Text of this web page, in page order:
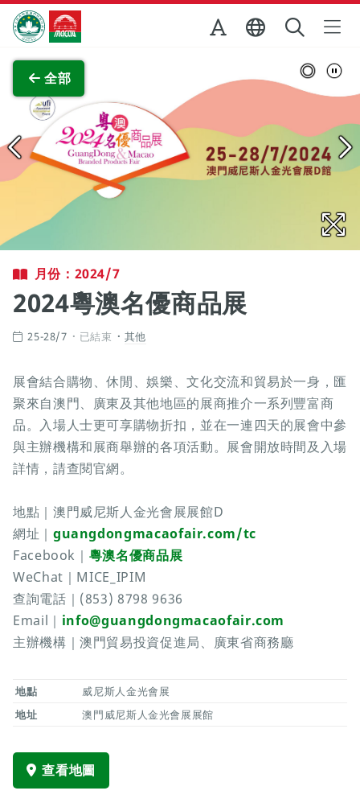
跳至主内容
澳門特別行政區政府旅遊局
全部
月份：2024/7
2024粵澳名優商品展
25-28/7 已結束 其他
展會結合購物、休閒、娛樂、文化交流和貿易於一身，匯
聚來自澳門、廣東及其他地區的展商推介一系列豐富商
品。入場人士更可享購物折扣，並在一連四天的展會中參
與主辦機構和展商舉辦的各項活動。展會開放時間及入場
詳情，請查閱官網。
地點｜澳門威尼斯人金光會展展館D
網址｜ guangdongmacaofair.com/tc
Facebook｜ 粵澳名優商品展
WeChat｜MICE_IPIM
查詢電話｜(853) 8798 9636
Email｜ info@guangdongmacaofair.com
主辦機構｜澳門貿易投資促進局、廣東省商務廳
地點
威尼斯人金光會展
地址
澳門威尼斯人金光會展展館
查看地圖